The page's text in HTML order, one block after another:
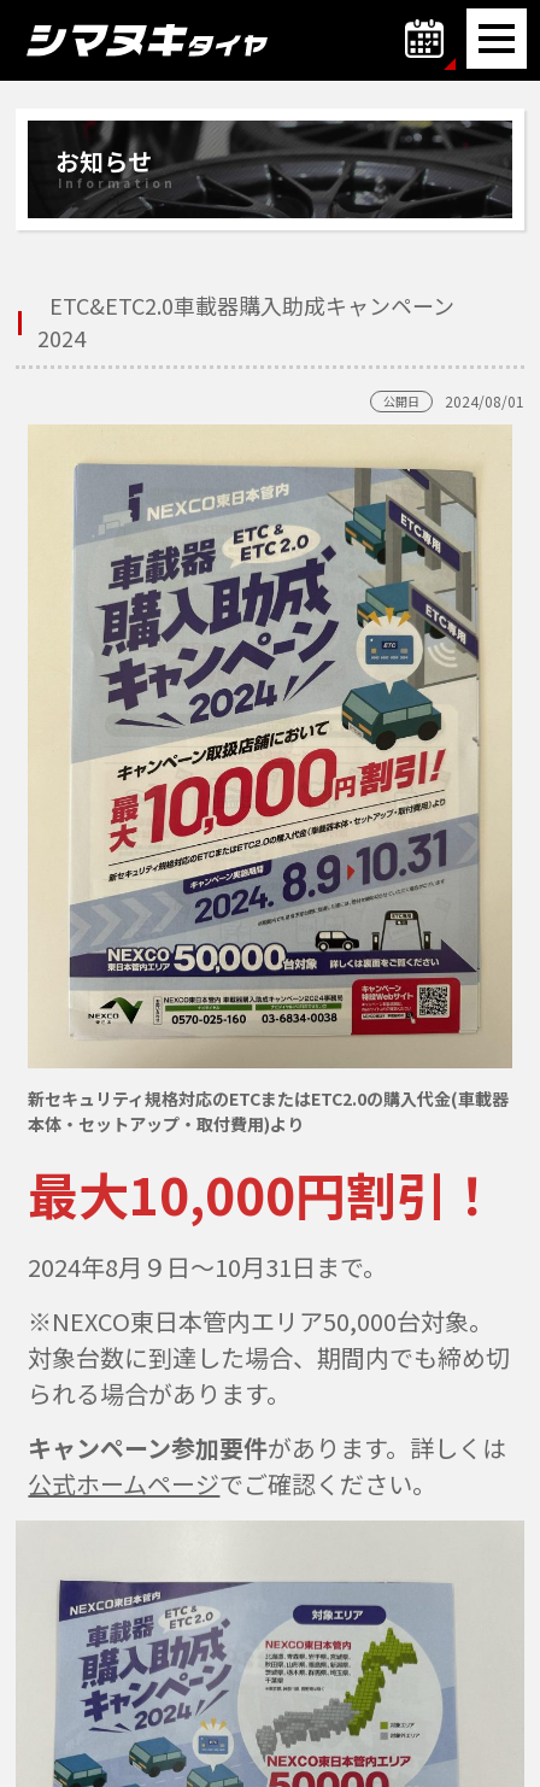
お知らせ
Information
ETC&ETC2.0車載器購入助成キャンペーン
2024
公開日 2024/08/01
新セキュリティ規格対応のETCまたはETC2.0の購入代金(車載器
本体・セットアップ・取付費用)より
最大10,000円割引！
2024年8月９日～10月31日まで。
※NEXCO東日本管内エリア50,000台対象。
対象台数に到達した場合、期間内でも締め切
られる場合があります。
キャンペーン参加要件があります。詳しくは
公式ホームページでご確認ください。